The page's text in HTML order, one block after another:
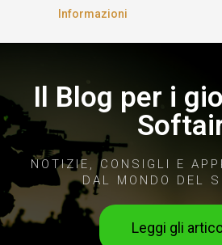
Informazioni
Il Blog per i
NOTIZIE, CONSIGLI E
DAL MONDO DEL
Leggi gli